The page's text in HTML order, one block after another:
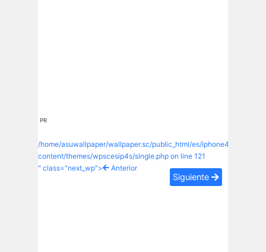
PR
/home/asuwallpaper/wallpaper.sc/public_html/es/iphone4s/wp-
content/themes/wpscesip4s/single.php on line 121
" class="next_wp">
Anterior
Siguiente